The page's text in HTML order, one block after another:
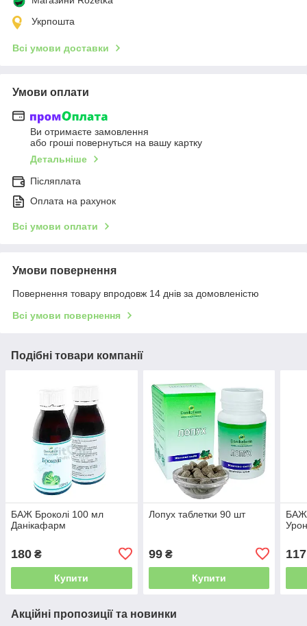
Укрпошта
Всі умови доставки
Умови оплати
Ви отримаєте замовлення
або гроші повернуться на вашу картку
Детальніше
Післяплата
Оплата на рахунок
Всі умови оплати
Умови повернення
Повернення товару впродовж 14 днів за домовленістю
Всі умови повернення
Подібні товари компанії
БАЖ Броколі 100 мл
Данікафарм
180 ₴
Купити
Лопух таблетки 90 шт
99₴
Купити
БАЖ
117
Акційні пропозиції та новинки